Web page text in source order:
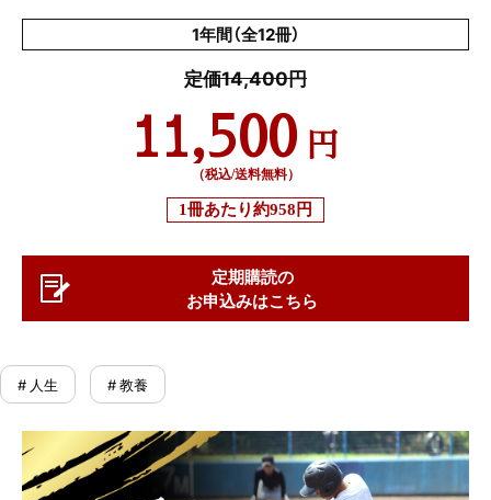
1年間（全12冊）
定価14,400円
11,500 円
（税込/送料無料）
1冊あたり約958円
定期購読の
お申込みはこちら
# 人生 # 教養